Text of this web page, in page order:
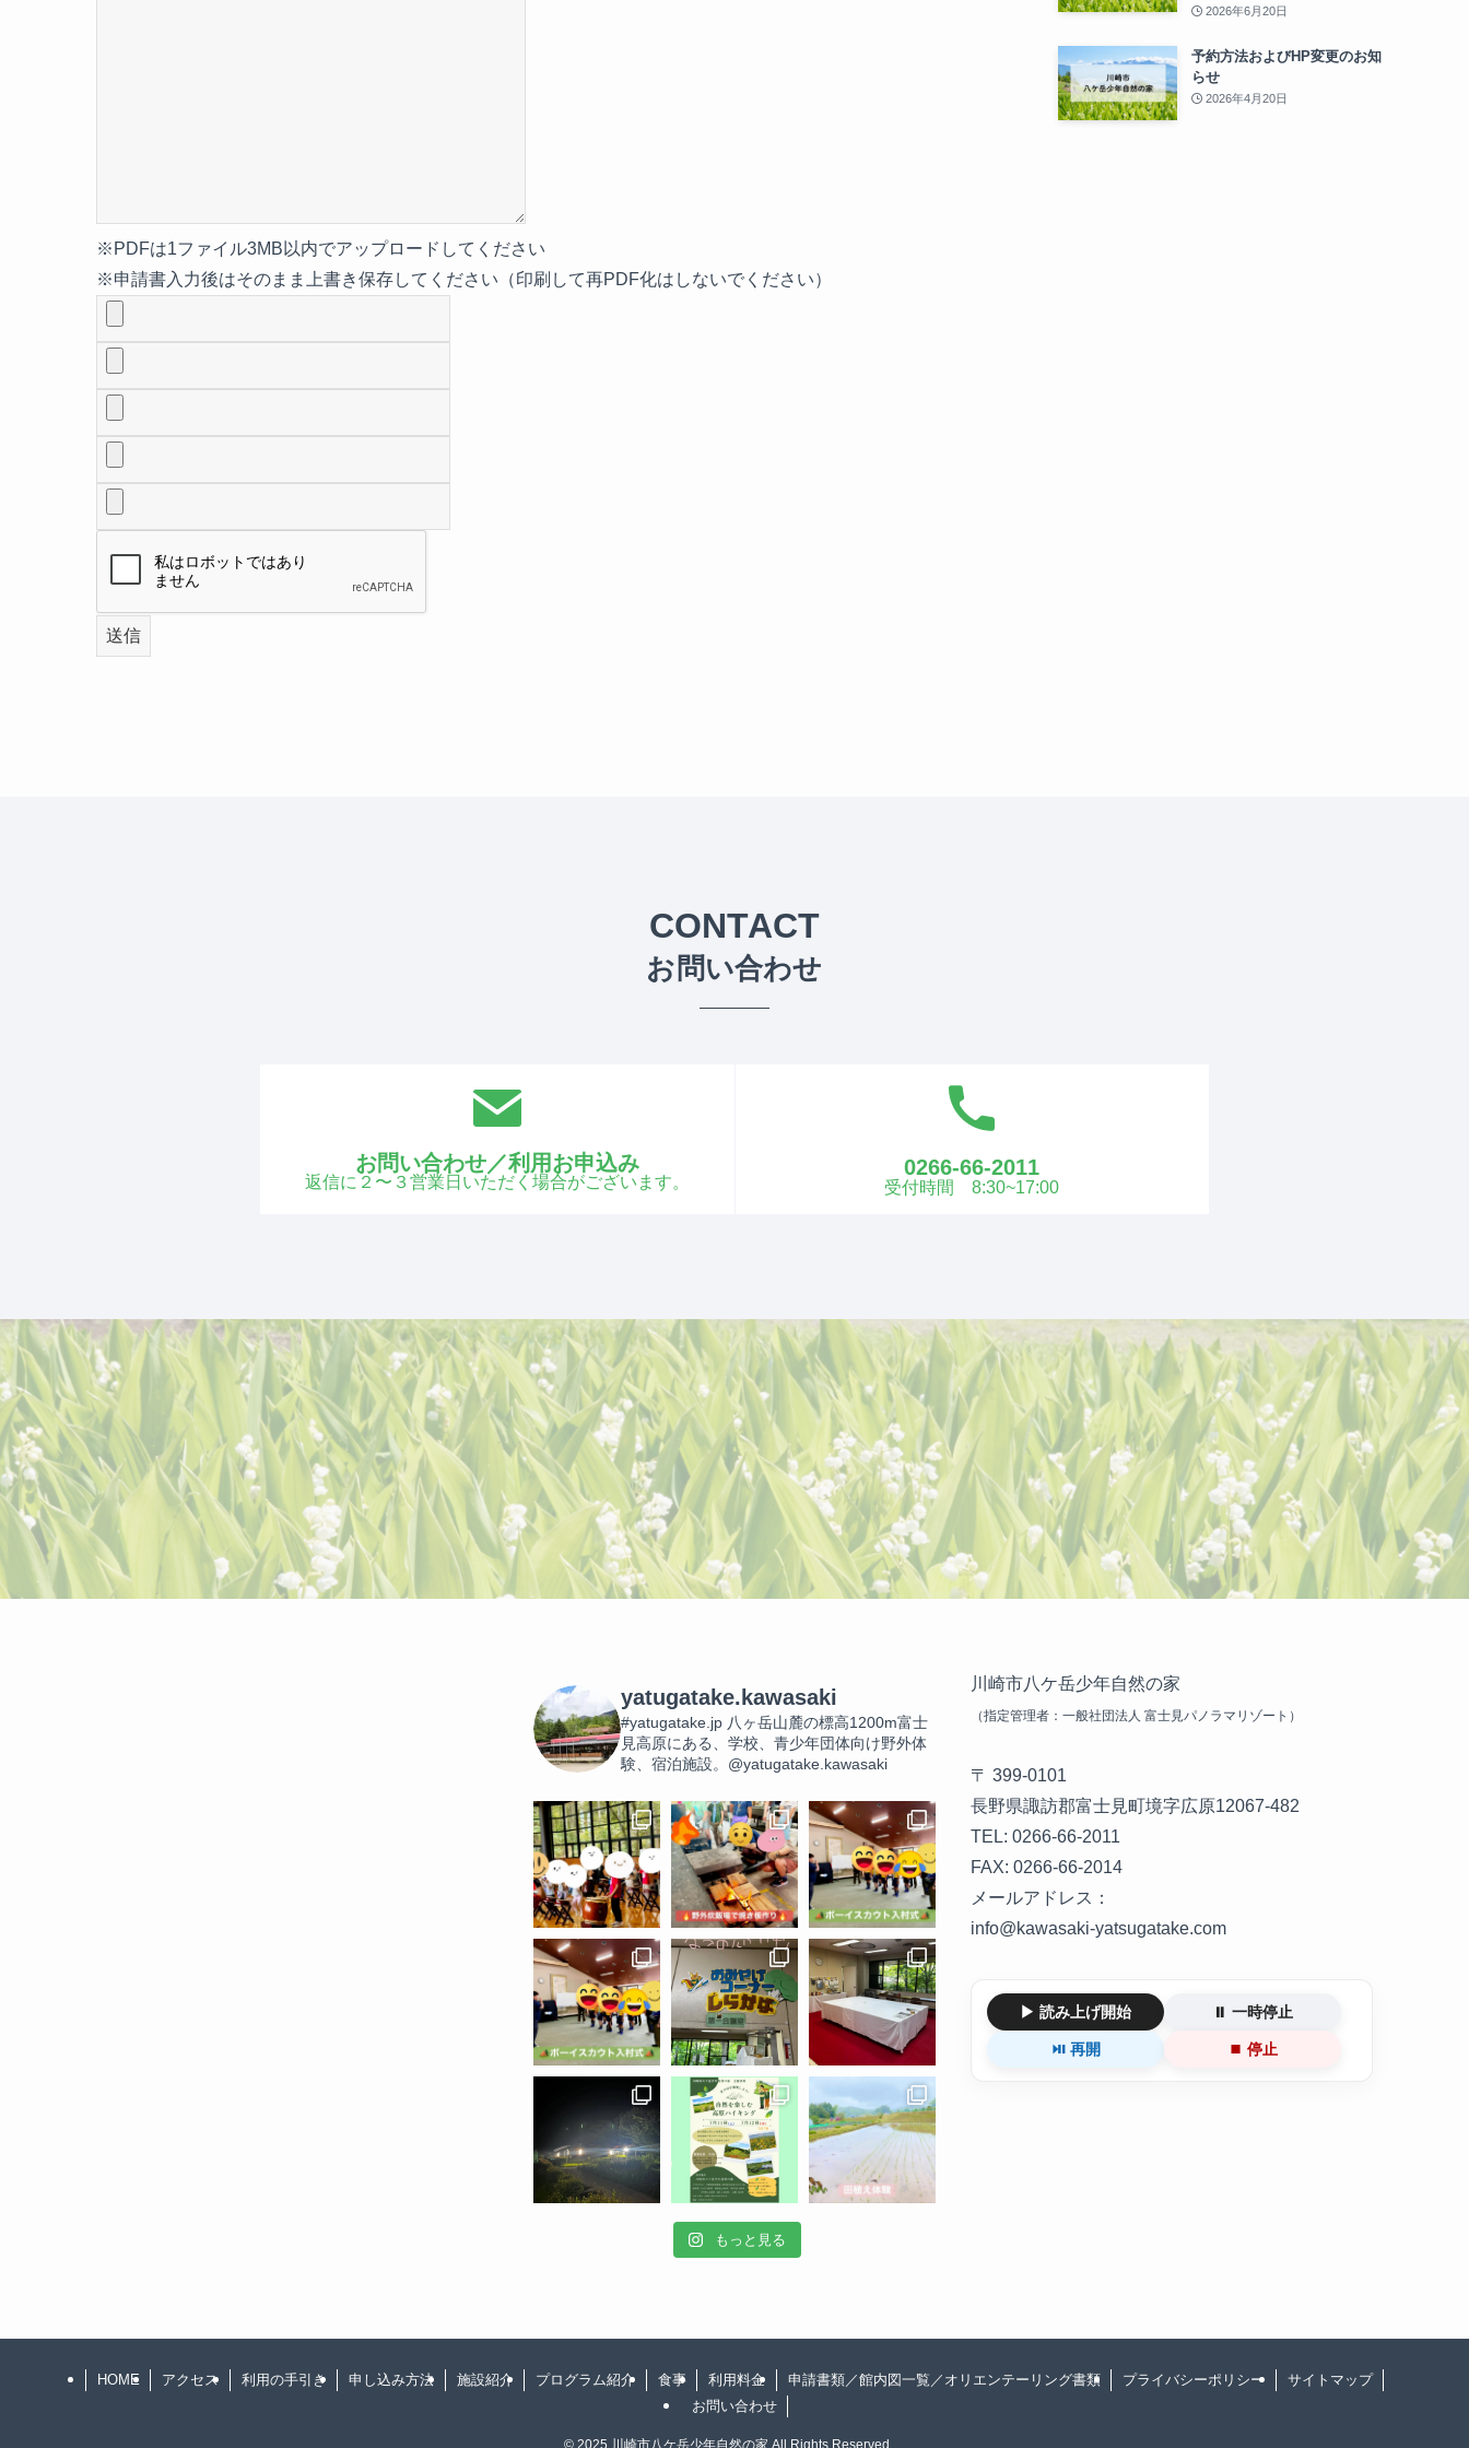
※PDFは1ファイル3MB以内でアップロードしてください
※申請書入力後はそのまま上書き保存してください（印刷して再PDF化はしないでください）
2026年6月20日
予約方法およびHP変更のお知
らせ
2026年4月20日
CONTACT
お問い合わせ
お問い合わせ／利用お申込み
返信に２〜３営業日いただく場合がございます。
0266-66-2011
受付時間 8:30~17:00
yatugatake.kawasaki
#yatugatake.jp 八ヶ岳山麓の標高1200m富士
見高原にある、学校、青少年団体向け野外体
験、宿泊施設。@yatugatake.kawasaki
もっと見る
川崎市八ケ岳少年自然の家
（指定管理者：一般社団法人 富士見パノラマリゾート）
〒 399-0101
長野県諏訪郡富士見町境字広原12067-482
TEL: 0266-66-2011
FAX: 0266-66-2014
メールアドレス：
info@kawasaki-yatsugatake.com
▶ 読み上げ開始 ⏸ 一時停止
⏯ 再開 ⏹ 停止
HOME アクセス 利用の手引き 申し込み方法 施設紹介 プログラム紹介 食事 利用料金 申請書類／館内図一覧／オリエンテーリング書類 プライバシーポリシー
サイトマップ
お問い合わせ